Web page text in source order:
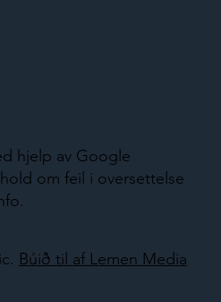
Búið til af Lemen Media
hjelp av Google
om feil i oversettelse